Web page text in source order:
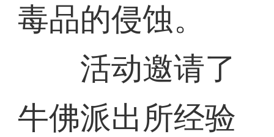
毒品的侵蚀。
活动邀请了
牛佛派出所经验